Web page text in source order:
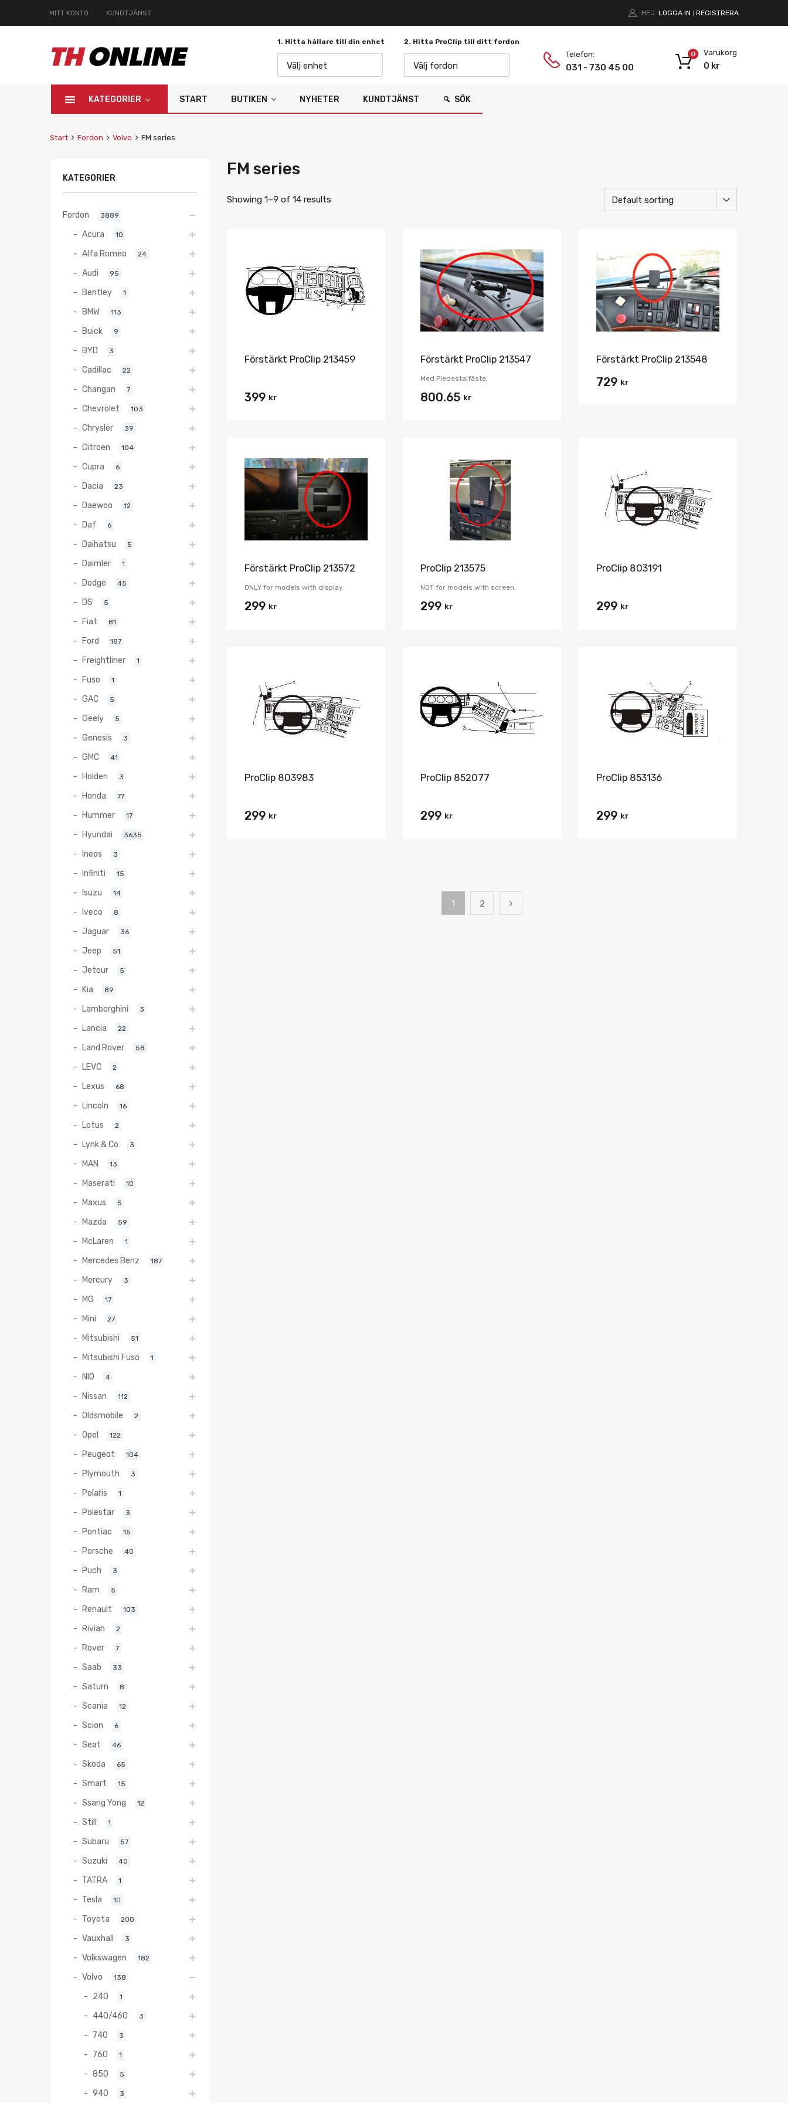
MITT KONTO KUNDTJÄNST HEJ. LOGGA IN REGISTRERA
1. Hitta hållare till din enhet
Välj enhet
2. Hitta ProClip till ditt fordon
Välj fordon
Telefon:
031 - 730 45 00
Varukorg
0 kr
0
KATEGORIER START BUTIKEN NYHETER KUNDTJÄNST SÖK
Start Fordon Volvo FM series
FM series
Showing 1–9 of 14 results
Lägg i önskelista
Förstärkt ProClip 213459
399 kr
Förstärkt ProClip 213547
Med Piedestalfäste.
800.65 kr
Förstärkt ProClip 213548
729 kr
Förstärkt ProClip 213572
ONLY for models with display.
299 kr
ProClip 213575
NOT for models with screen.
299 kr
ProClip 803191
299 kr
ProClip 803983
299 kr
ProClip 852077
299 kr
ProClip 853136
299 kr
1 2
KATEGORIER
Fordon 3889
Acura 10
Alfa Romeo 24
Audi 95
Bentley 1
BMW 113
Buick 9
BYD 3
Cadillac 22
Changan 7
Chevrolet 103
Chrysler 39
Citroen 104
Cupra 6
Dacia 23
Daewoo 12
Daf 6
Daihatsu 5
Daimler 1
Dodge 45
DS 5
Fiat 81
Ford 187
Freightliner 1
Fuso 1
GAC 5
Geely 5
Genesis 3
GMC 41
Holden 3
Honda 77
Hummer 17
Hyundai 3635
Ineos 3
Infiniti 15
Isuzu 14
Iveco 8
Jaguar 36
Jeep 51
Jetour 5
Kia 89
Lamborghini 3
Lancia 22
Land Rover 58
LEVC 2
Lexus 68
Lincoln 16
Lotus 2
Lynk & Co 3
MAN 13
Maserati 10
Maxus 5
Mazda 59
McLaren 1
Mercedes Benz 187
Mercury 3
MG 17
Mini 27
Mitsubishi 51
Mitsubishi Fuso 1
NIO 4
Nissan 112
Oldsmobile 2
Opel 122
Peugeot 104
Plymouth 3
Polaris 1
Polestar 3
Pontiac 15
Porsche 40
Puch 3
Ram 5
Renault 103
Rivian 2
Rover 7
Saab 33
Saturn 8
Scania 12
Scion 6
Seat 46
Skoda 65
Smart 15
Ssang Yong 12
Still 1
Subaru 57
Suzuki 40
TATRA 1
Tesla 10
Toyota 200
Vauxhall 3
Volkswagen 182
Volvo 138
240 1
440/460 3
740 3
760 1
850 5
940 3